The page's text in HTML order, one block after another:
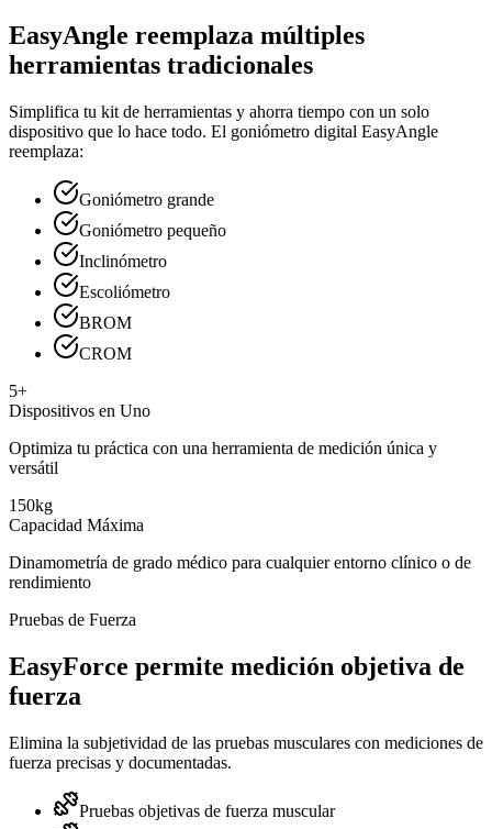
EasyAngle reemplaza múltiples
herramientas tradicionales
Simplifica tu kit de herramientas y ahorra tiempo con un solo
dispositivo que lo hace todo. El goniómetro digital EasyAngle
reemplaza:
Goniómetro grande
Goniómetro pequeño
Inclinómetro
Escoliómetro
BROM
CROM
5+
Dispositivos en Uno
Optimiza tu práctica con una herramienta de medición única y
versátil
150kg
Capacidad Máxima
Dinamometría de grado médico para cualquier entorno clínico o de
rendimiento
Pruebas de Fuerza
EasyForce permite medición objetiva de
fuerza
Elimina la subjetividad de las pruebas musculares con mediciones de
fuerza precisas y documentadas.
Pruebas objetivas de fuerza muscular